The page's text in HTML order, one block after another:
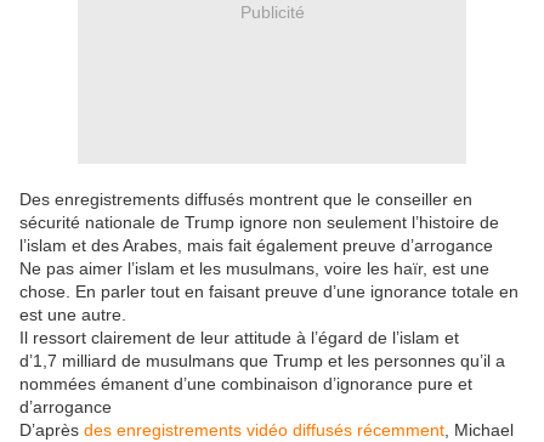
Publicité
Des enregistrements diffusés montrent que le conseiller en
sécurité nationale de Trump ignore non seulement l’histoire de
l’islam et des Arabes, mais fait également preuve d’arrogance
Ne pas aimer l’islam et les musulmans, voire les haïr, est une
chose. En parler tout en faisant preuve d’une ignorance totale en
est une autre.
Il ressort clairement de leur attitude à l’égard de l’islam et
d’1,7 milliard de musulmans que Trump et les personnes qu’il a
nommées émanent d’une combinaison d’ignorance pure et
d’arrogance
D’après des enregistrements vidéo diffusés récemment , Michael